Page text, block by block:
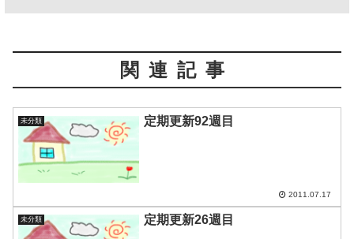
関連記事
未分類 定期更新92週目
2011.07.17
未分類 定期更新26週目